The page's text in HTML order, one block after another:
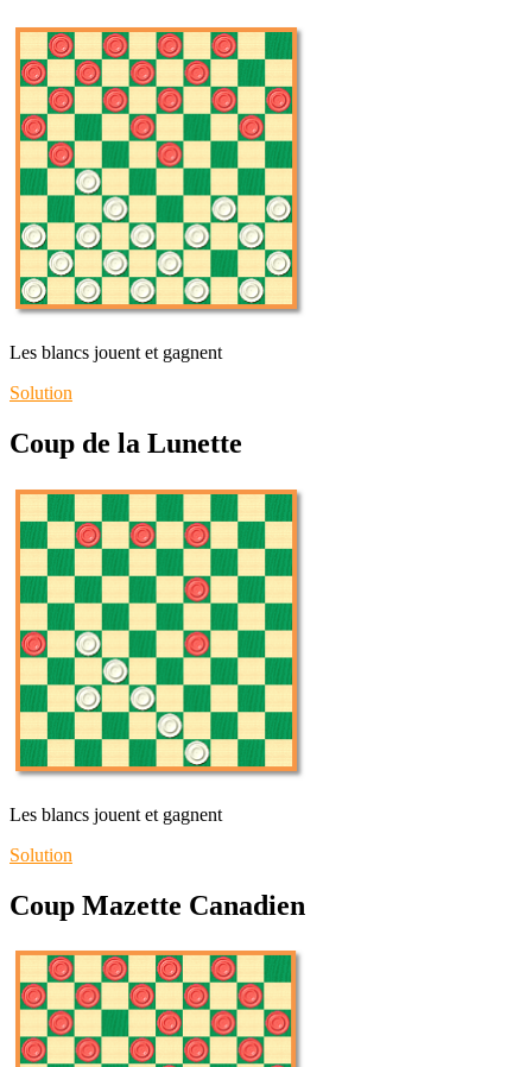
Les blancs jouent et gagnent
Solution
Coup de la Lunette
Les blancs jouent et gagnent
Solution
Coup Mazette Canadien